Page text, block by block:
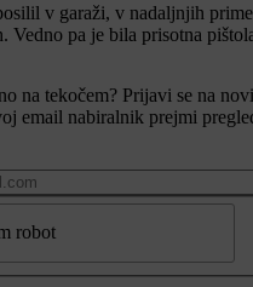
v garaži, v nadaljnjih
Vedno pa je bila prisotna
na tekočem? Prijavi se na
email nabiralnik prejmi
robot